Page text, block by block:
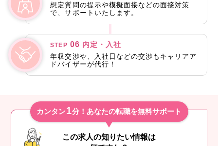
想定質問の提示や模擬面接などの面接対策
で、サポートいたします。
STEP 06 内定・入社
年収交渉や、入社日などの交渉もキャリアア
ドバイザーが代行！
カンタン1分！あなたの転職を無料サポート
この求人の知りたい情報は